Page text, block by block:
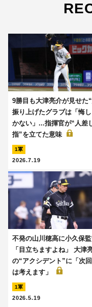
9勝目も大津亮介が見せた
振り上げたグラブは「悔
かない」...指揮官が“人差
指”を立てた意味
1軍
2026.7.19
不発の山川穂高に小久保
「目立ちますよね」 大津
の“アクシデント”に「次
は考えます」
1軍
2026.5.19